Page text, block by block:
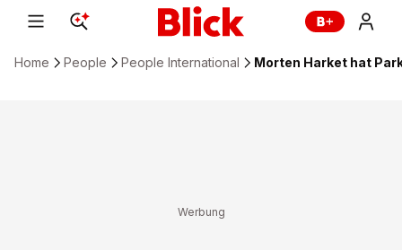
Home People People International Morten Harket hat